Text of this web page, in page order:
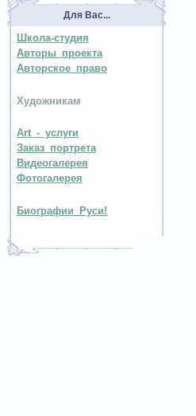
Для Вас...
Школа-студия
Авторы проекта
Авторское право
Художникам
Art - услуги
Заказ портрета
Видеогалерея
Фотогалерея
Биографии Руси!